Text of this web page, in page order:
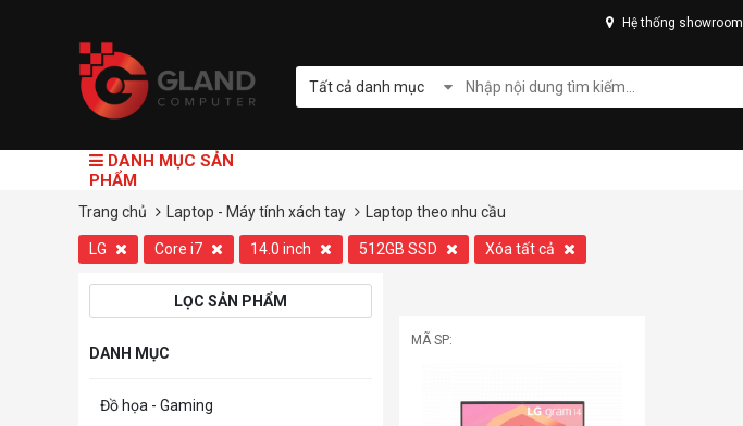
Hệ thống showroom
Tất cả danh mục
DANH MỤC SẢN
PHẨM
Trang chủ Laptop - Máy tính xách tay Laptop theo nhu cầu
LG Core i7 14.0 inch 512GB SSD Xóa tất cả
LỌC SẢN PHẨM
DANH MỤC
Đồ họa - Gaming
MÃ SP: